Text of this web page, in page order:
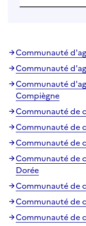
Communauté
Communauté
Communauté
Compiègne
Communauté de
Communauté de
Communauté de
Communauté de
Dorée
Communauté de
Communauté de
Communauté de